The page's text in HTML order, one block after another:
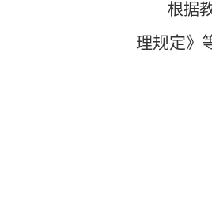
根据
理规定》